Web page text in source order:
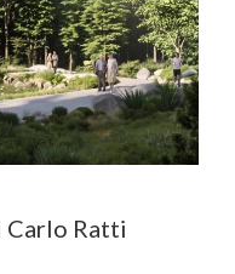
Carlo Ratti